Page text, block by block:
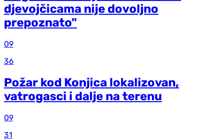
djevojčicama nije dovoljno
prepoznato"
09
36
Požar kod Konjica lokalizovan,
vatrogasci i dalje na terenu
09
31